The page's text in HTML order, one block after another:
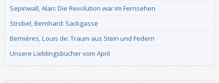
Sepinwall, Alan: Die Revolution war im Fernsehen
Strobel, Bernhard: Sackgasse
Bernières, Louis de: Traum aus Stein und Federn
Unsere Lieblingsbücher vom April